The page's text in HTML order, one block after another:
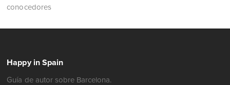
conocedores
Happy in Spain
Guía de autor sobre Barcelona.